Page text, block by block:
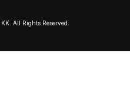
All Rights Reserved.